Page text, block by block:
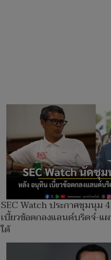
SEC Watch ประกาศชุมนุม
เบี้ยวข้อตกลงแลนด์บริดจ์-แ
ใต้